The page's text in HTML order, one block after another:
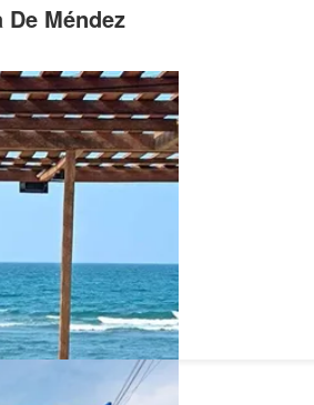
Méndez